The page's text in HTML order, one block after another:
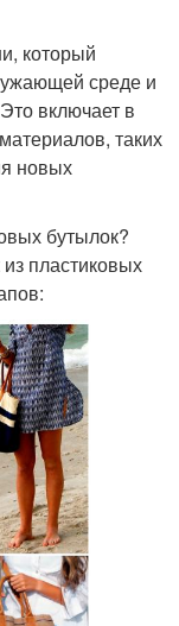
который
среде и
включает в
таких
новых
бутылок?
пластиковых